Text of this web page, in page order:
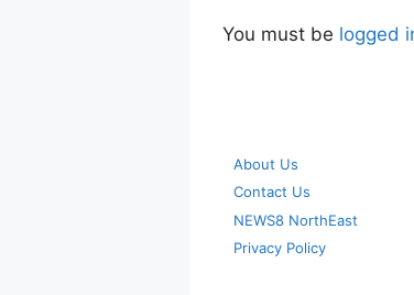
You must be logged
About Us
Contact Us
NEWS8 NorthEast
Privacy Policy